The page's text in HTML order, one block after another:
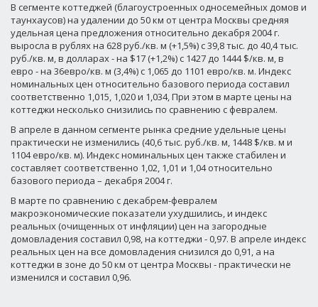
В сегменте коттеджей (благоустроенных односемейных домов и
таунхаусов) на удалении до 50 км от центра Москвы средняя
удельная цена предложения относительно декабря 2004 г.
выросла в рублях на 628 руб./кв. м (+1,5%) с 39,8 тыс. до 40,4 тыс.
руб./кв. м, в долларах - на $17 (+1,2%) с 1427 до 1444 $/кв. м, в
евро - на 36евро/кв. м (3,4%) с 1,065 до 1101 евро/кв. м. Индекс
номинальных цен относительно базового периода составил
соответственно 1,015, 1,020 и 1,034, При этом в марте цены на
коттеджи несколько снизились по сравнению с февралем.
В апреле в данном сегменте рынка средние удельные цены
практически не изменились (40,6 тыс. руб./кв. м, 1448 $/кв. м и
1104 евро/кв. м). Индекс номинальных цен также стабилен и
составляет соответственно 1,02, 1,01 и 1,04 относительно
базового периода – декабря 2004 г.
В марте по сравнению с декабрем-февралем
макроэкономические показатели ухудшились, и индекс
реальных (очищенных от инфляции) цен на загородные
домовладения составил 0,98, на коттеджи - 0,97. В апреле индекс
реальных цен на все домовладения снизился до 0,91, а на
коттеджи в зоне до 50 км от центра Москвы - практически не
изменился и составил 0,96.